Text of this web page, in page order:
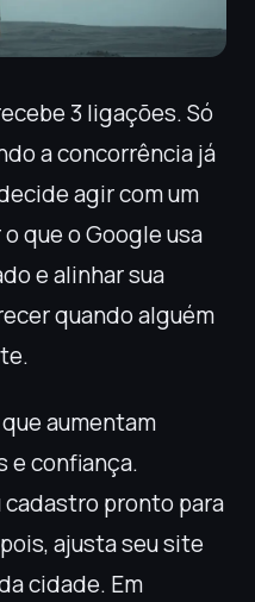
3 ligações. Só
a concorrência já
agir com um
que o Google usa
e alinhar sua
quando alguém
aumentam
e confiança.
cadastro pronto para
ajusta seu site
cidade. Em